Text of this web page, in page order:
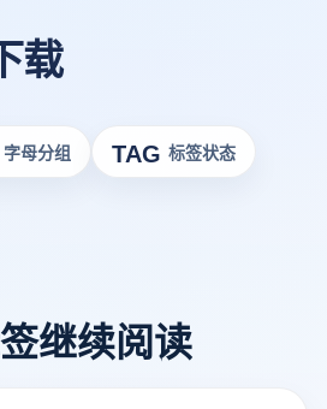
载
字母分组 TAG 标签状态
继续阅读